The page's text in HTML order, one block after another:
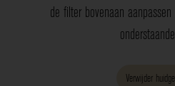
de filter bovenaan
Verwijder